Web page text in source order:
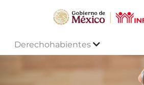
Derechohabientes